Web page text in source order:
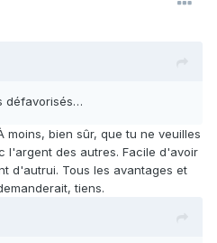
défavorisés…
moins, bien sûr, que tu ne veuilles
l'argent des autres. Facile d'avoir
d'autrui. Tous les avantages et
tiens.